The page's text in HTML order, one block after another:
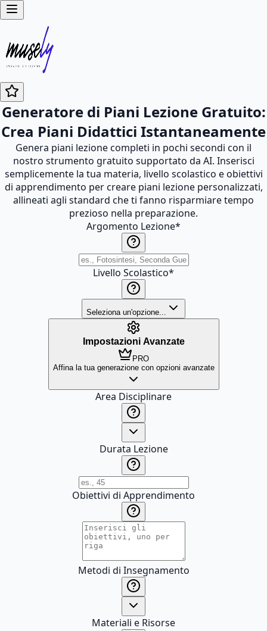
Generatore di Piani Lezione Gratuito:
Crea Piani Didattici Istantaneamente
Genera piani lezione completi in pochi secondi con il
nostro strumento gratuito supportato da AI. Inserisci
semplicemente la tua materia, livello scolastico e obiettivi
di apprendimento per creare piani lezione personalizzati,
allineati agli standard che ti fanno risparmiare tempo
prezioso nella preparazione.
Argomento Lezione*
Livello Scolastico*
Seleziona un'opzione...
Impostazioni Avanzate
PRO
Affina la tua generazione con opzioni avanzate
Area Disciplinare
Durata Lezione
Obiettivi di Apprendimento
Metodi di Insegnamento
Materiali e Risorse